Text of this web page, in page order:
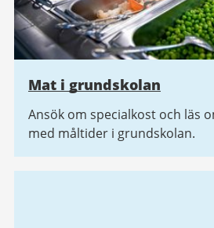
Mat i grundskolan
Ansök om specialkost och läs
med måltider i grundskolan.